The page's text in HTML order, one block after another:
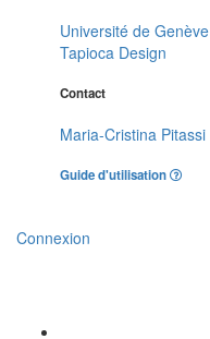
Université de Genève
Tapioca Design
Contact
Maria-Cristina Pitassi
Guide d'utilisation
Connexion